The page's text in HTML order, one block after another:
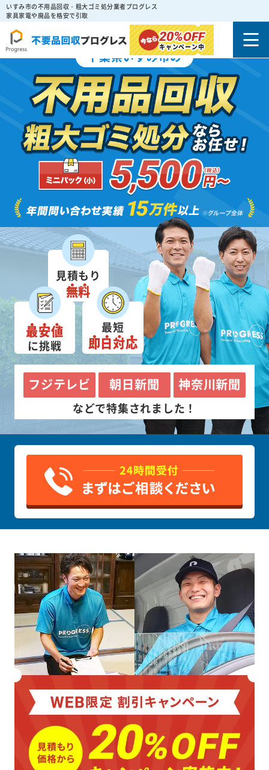
いすみ市の不用品回収・粗大ゴミ処分業者プログレス
家具家電や廃品を格安で引取
20%OFF
キャンペーン中
千葉県いすみ市の
見積もり
無料
最安値
に挑戦
最短
即日対応
フジテレビ 朝日新聞 神奈川新聞
などで特集されました！